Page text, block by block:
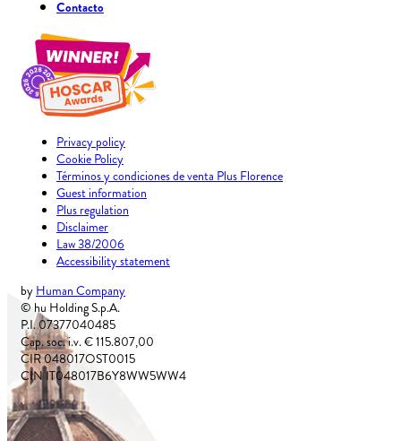
Contacto
Privacy policy
Cookie Policy
Términos y condiciones de venta Plus Florence
Guest information
Plus regulation
Disclaimer
Law 38/2006
Accessibility statement
by Human Company
© hu Holding S.p.A.
P.I. 07377040485
Cap. soc. i.v. € 115.807,00
CIR 048017OST0015
CIN IT048017B6Y8WW5WW4